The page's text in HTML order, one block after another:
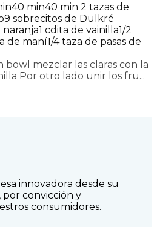
40 min40 min 2 tazas de
9 sobrecitos de Dulkré
naranja1 cdita de vainilla1/2
de maní1/4 taza de pasas de
bowl mezclar las claras con la
Por otro lado unir los fru...
innovadora desde su
por convicción y
consumidores.